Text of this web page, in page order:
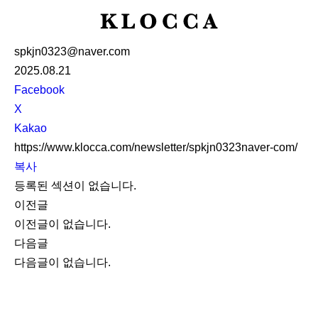
K
O
spkjn0323@naver.com
2025.08.21
S
N
S
S
h
a
r
e
Facebook
X
Kakao
https://www.klocca.com/newsletter/spkjn0323naver-com/
복사
등록된 섹션이 없습니다.
이전글
이전글이 없습니다.
다음글
다음글이 없습니다.